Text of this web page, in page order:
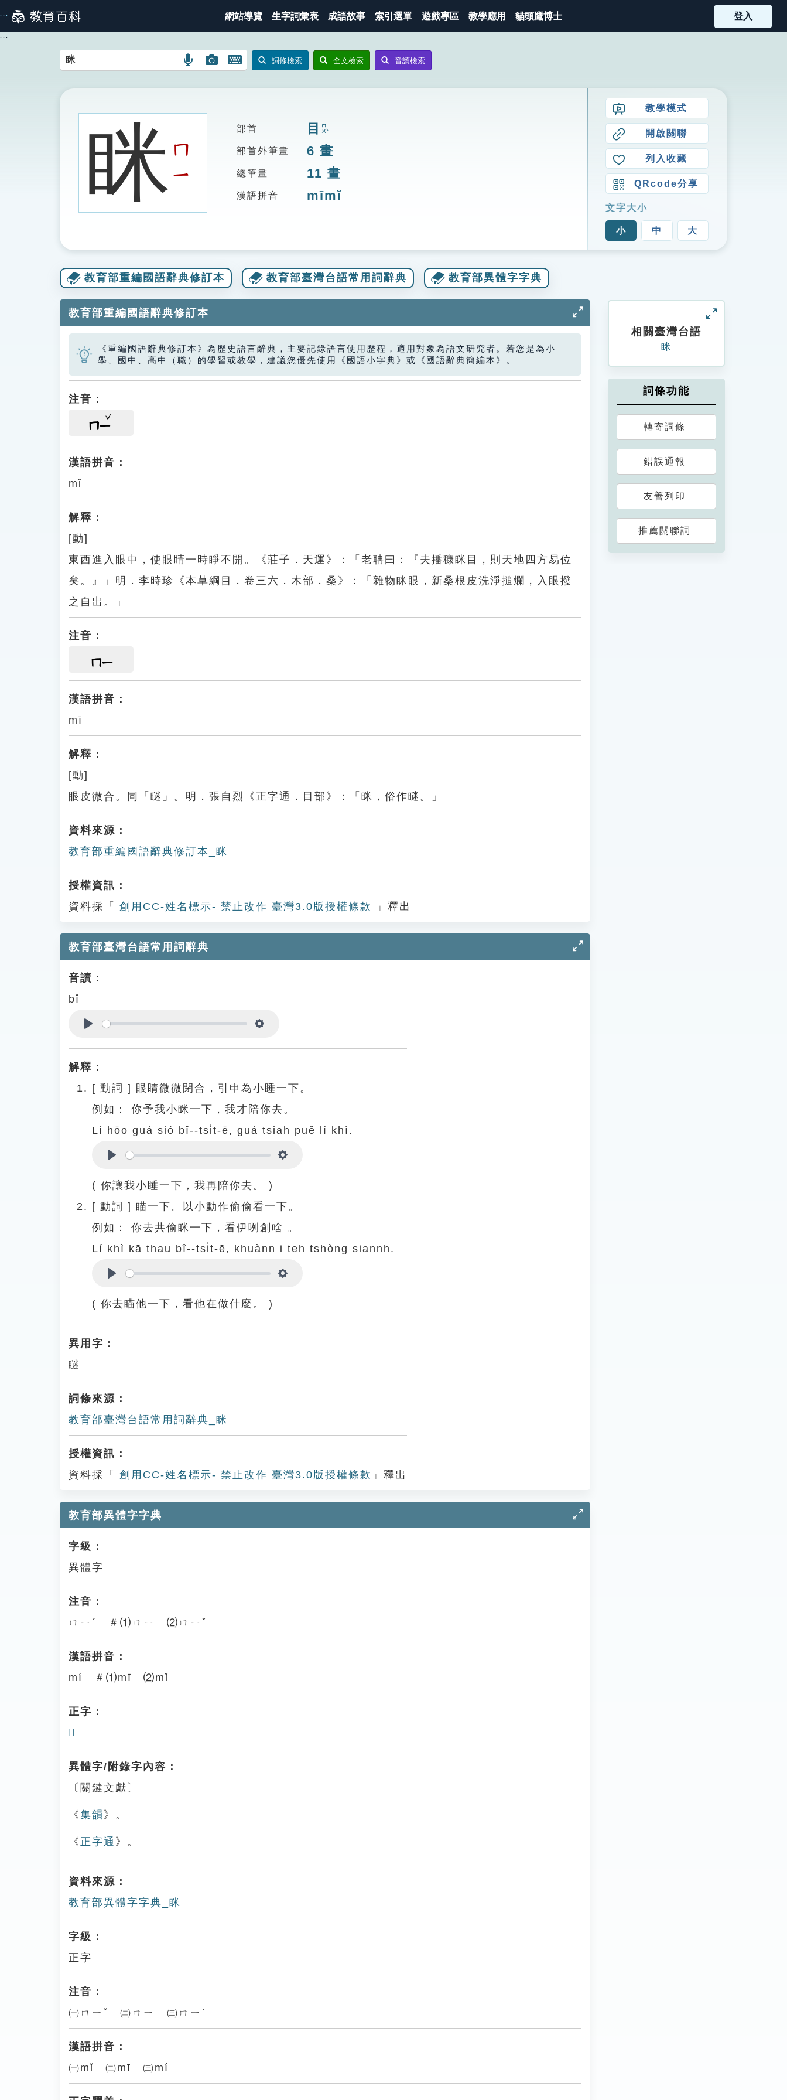
到
主
::: 網站導覽 生字詞彙表 成語故事 索引選單 遊戲專區 教學應用 貓頭鷹博士 登入
:::
語
搜
圖
圖
搜
開
鍵
示
詞條檢索 全文檢索 音讀檢索
眯ㄇ
ㄧ
部首 目 ㄇㄨˋ
部首外筆畫 6 畫
總筆畫 11 畫
漢語拼音 mīmǐ
教學模式
開啟關聯
列入收藏
QRcode分享
文字大小
小 中 大
教育部重編國語辭典修訂本 教育部臺灣台語常用詞辭典 教育部異體字字典
教育部重編國語辭典修訂本
《重編國語辭典修訂本》為歷史語言辭典，主要記錄語言使用歷程，適用對象為語文研究者。若您是為小
學、國中、高中（職）的學習或教學，建議您優先使用《國語小字典》或《國語辭典簡編本》。
注音：
ㄇㄧ
漢語拼音：
mǐ
解釋：
[動]
東西進入眼中，使眼睛一時睜不開。《莊子．天運》：「老聃曰：『夫播穅眯目，則天地四方易位
矣。』」明．李時珍《本草綱目．卷三六．木部．桑》：「雜物眯眼，新桑根皮洗淨搥爛，入眼撥
之自出。」
注音：
ㄇㄧ
漢語拼音：
mī
解釋：
[動]
眼皮微合。同「瞇」。明．張自烈《正字通．目部》：「眯，俗作瞇。」
資料來源：
教育部重編國語辭典修訂本_眯
授權資訊：
資料採「
創用CC-姓名標示- 禁止改作 臺灣3.0版授權條款 」釋出
教育部臺灣台語常用詞辭典
音讀：
bî
解釋：
[ 動詞 ] 眼睛微微閉合，引申為小睡一下。
例如：
你予我小眯一下，我才陪你去。
Lí hōo guá sió bî--tsi̍t-ē, guá tsiah puê lí khì.
( 你讓我小睡一下，我再陪你去。 )
[ 動詞 ] 瞄一下。以小動作偷偷看一下。
例如：
你去共偷眯一下，看伊咧創啥 。
Lí khì kā thau bî--tsi̍t-ē, khuànn i teh tshòng siannh.
( 你去瞄他一下，看他在做什麼。 )
異用字：
瞇
詞條來源：
教育部臺灣台語常用詞辭典_眯
授權資訊：
資料採「
創用CC-姓名標示- 禁止改作 臺灣3.0版授權條款 」釋出
教育部異體字字典
字級：
異體字
注音：
ㄇㄧˊ ＃⑴ㄇㄧ ⑵ㄇㄧˇ
漢語拼音：
mí ＃⑴mī ⑵mǐ
正字：
𥌃
異體字/附錄字內容：
〔關鍵文獻〕
《集韻 》。
《 正字通 》。
資料來源：
教育部異體字字典_眯
字級：
正字
注音：
㈠ㄇㄧˇ ㈡ㄇㄧ ㈢ㄇㄧˊ
漢語拼音：
㈠mǐ ㈡mī ㈢mí
相關臺灣台語
眯
詞條功能
轉寄詞條
錯誤通報
友善列印
推薦關聯詞